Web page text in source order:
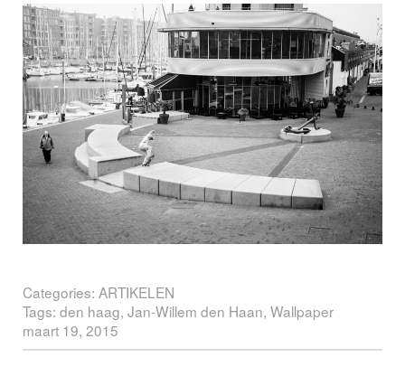
Categories: ARTIKELEN
Tags: den haag, Jan-Willem den Haan, Wallpaper
maart 19, 2015